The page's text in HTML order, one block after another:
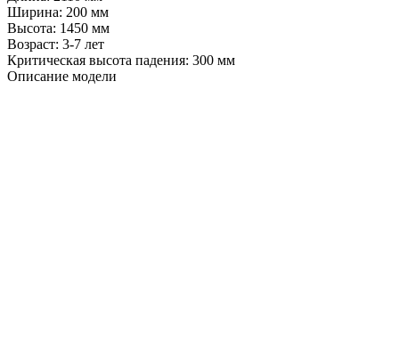
Ширина: 200 мм
Высота: 1450 мм
Возраст: 3-7 лет
Критическая высота падения: 300 мм
Описание модели